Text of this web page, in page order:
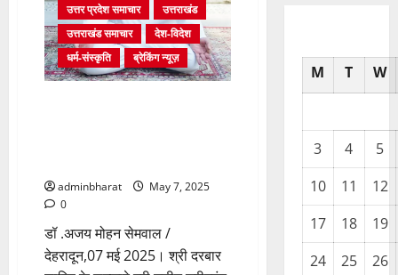
उत्तर प्रदेश समाचार
उत्तराखंड
उत्तराखंड समाचार
देश-विदेश
धर्म-संस्कृति
ब्रेकिंग न्यूज़
adminbharat
May 7, 2025
0
डॉ .अजय मोहन सेमवाल /
देहरादून,07 मई 2025। श्री दरबार
M T W
3 4
5
10
11
12
17
18
19
24
25
26